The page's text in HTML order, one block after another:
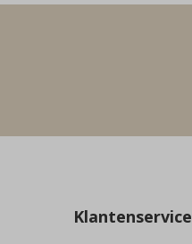
Klantenservice